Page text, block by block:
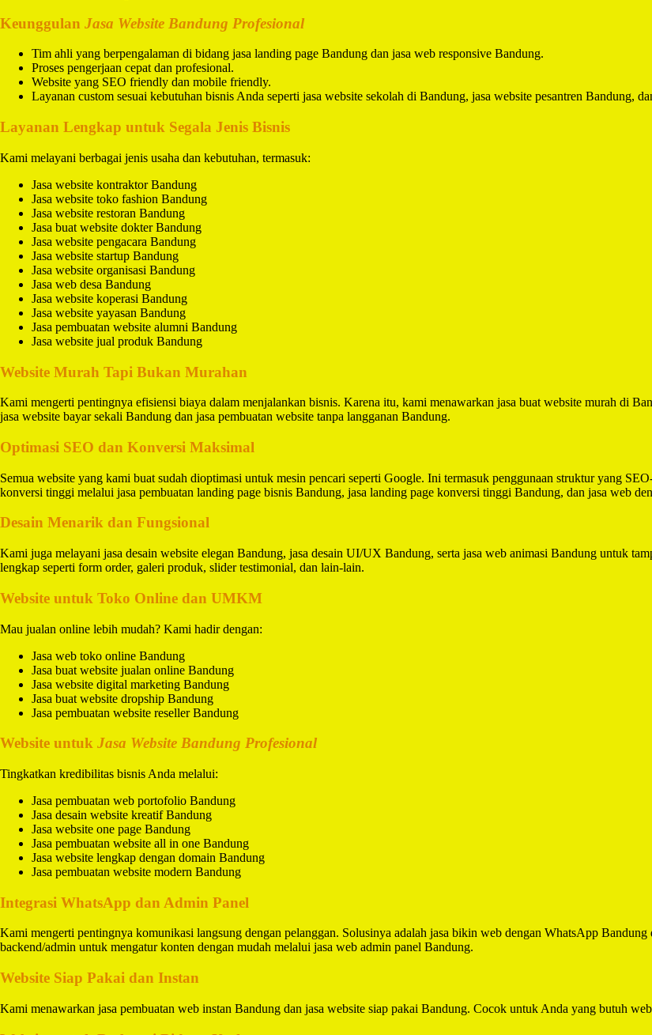
Keunggulan Jasa Website Bandung Profesional
Tim ahli yang berpengalaman di bidang jasa landing page Bandung dan jasa web responsive Bandung.
Proses pengerjaan cepat dan profesional.
Website yang SEO friendly dan mobile friendly.
Layanan custom sesuai kebutuhan bisnis Anda seperti jasa website sekolah di Bandung, jasa website pesantren Bandung,
Layanan Lengkap untuk Segala Jenis Bisnis
Kami melayani berbagai jenis usaha dan kebutuhan, termasuk:
Jasa website kontraktor Bandung
Jasa website toko fashion Bandung
Jasa website restoran Bandung
Jasa buat website dokter Bandung
Jasa website pengacara Bandung
Jasa website startup Bandung
Jasa website organisasi Bandung
Jasa web desa Bandung
Jasa website koperasi Bandung
Jasa website yayasan Bandung
Jasa pembuatan website alumni Bandung
Jasa website jual produk Bandung
Website Murah Tapi Bukan Murahan
Kami mengerti pentingnya efisiensi biaya dalam menjalankan bisnis. Karena itu, kami menawarkan jasa buat website murah di
jasa website bayar sekali Bandung dan jasa pembuatan website tanpa langganan Bandung.
Optimasi SEO dan Konversi Maksimal
Semua website yang kami buat sudah dioptimasi untuk mesin pencari seperti Google. Ini termasuk penggunaan struktur yang
konversi tinggi melalui jasa pembuatan landing page bisnis Bandung, jasa landing page konversi tinggi Bandung, dan jasa web
Desain Menarik dan Fungsional
Kami juga melayani jasa desain website elegan Bandung, jasa desain UI/UX Bandung, serta jasa web animasi Bandung untuk
lengkap seperti form order, galeri produk, slider testimonial, dan lain-lain.
Website untuk Toko Online dan UMKM
Mau jualan online lebih mudah? Kami hadir dengan:
Jasa web toko online Bandung
Jasa buat website jualan online Bandung
Jasa website digital marketing Bandung
Jasa buat website dropship Bandung
Jasa pembuatan website reseller Bandung
Website untuk Jasa Website Bandung Profesional
Tingkatkan kredibilitas bisnis Anda melalui:
Jasa pembuatan web portofolio Bandung
Jasa desain website kreatif Bandung
Jasa website one page Bandung
Jasa pembuatan website all in one Bandung
Jasa website lengkap dengan domain Bandung
Jasa pembuatan website modern Bandung
Integrasi WhatsApp dan Admin Panel
Kami mengerti pentingnya komunikasi langsung dengan pelanggan. Solusinya adalah jasa bikin web dengan WhatsApp
backend/admin untuk mengatur konten dengan mudah melalui jasa web admin panel Bandung.
Website Siap Pakai dan Instan
Kami menawarkan jasa pembuatan web instan Bandung dan jasa website siap pakai Bandung. Cocok untuk Anda yang butuh